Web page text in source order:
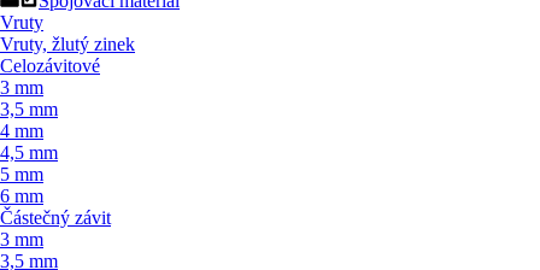
Vruty
Vruty, žlutý zinek
Celozávitové
3 mm
3,5 mm
4 mm
4,5 mm
5 mm
6 mm
Částečný závit
3 mm
3,5 mm